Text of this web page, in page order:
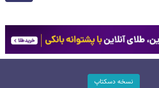
نسخه دسکتاپ